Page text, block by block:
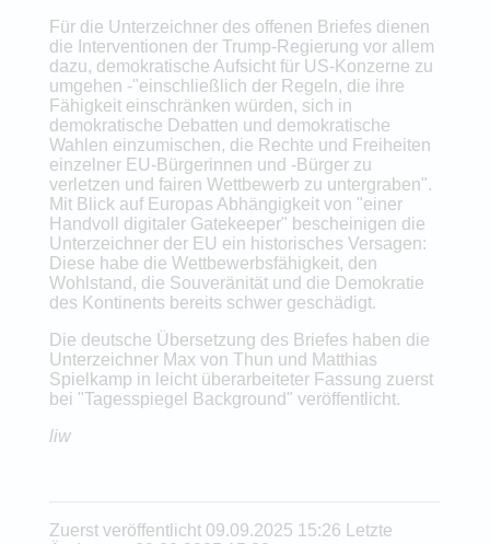
Für die Unterzeichner des offenen Briefes dienen
die Interventionen der Trump-Regierung vor allem
dazu, demokratische Aufsicht für US-Konzerne zu
umgehen -"einschließlich der Regeln, die ihre
Fähigkeit einschränken würden, sich in
demokratische Debatten und demokratische
Wahlen einzumischen, die Rechte und Freiheiten
einzelner EU-Bürgerinnen und -Bürger zu
verletzen und fairen Wettbewerb zu untergraben".
Mit Blick auf Europas Abhängigkeit von "einer
Handvoll digitaler Gatekeeper" bescheinigen die
Unterzeichner der EU ein historisches Versagen:
Diese habe die Wettbewerbsfähigkeit, den
Wohlstand, die Souveränität und die Demokratie
des Kontinents bereits schwer geschädigt.
Die deutsche Übersetzung des Briefes haben die
Unterzeichner Max von Thun und Matthias
Spielkamp in leicht überarbeiteter Fassung zuerst
bei "Tagesspiegel Background" veröffentlicht.
liw
Zuerst veröffentlicht 09.09.2025 15:26 Letzte